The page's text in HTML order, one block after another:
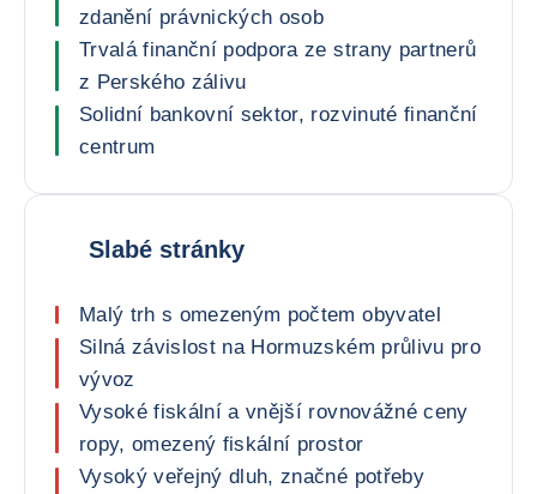
zdanění právnických osob
Trvalá finanční podpora ze strany partnerů
z Perského zálivu
Solidní bankovní sektor, rozvinuté finanční
centrum
Slabé stránky
Malý trh s omezeným počtem obyvatel
Silná závislost na Hormuzském průlivu pro
vývoz
Vysoké fiskální a vnější rovnovážné ceny
ropy, omezený fiskální prostor
Vysoký veřejný dluh, značné potřeby